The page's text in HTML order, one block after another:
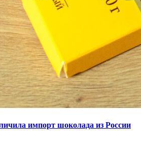
импорт шоколада из России